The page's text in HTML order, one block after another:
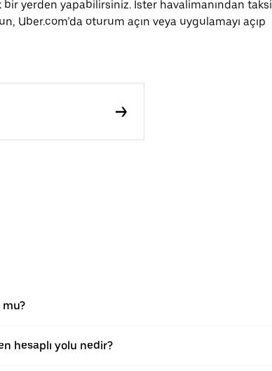
yerden yapabilirsiniz. İster havalimanından taksi
Uber.com’da oturum açın veya uygulamayı açıp
hesaplı yolu nedir?